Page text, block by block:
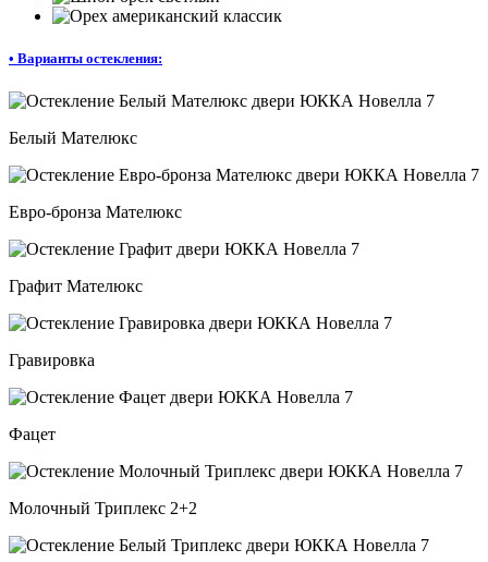
• Варианты остекления:
Белый Мателюкс
Евро-бронза Мателюкс
Графит Мателюкс
Гравировка
Фацет
Молочный Триплекс 2+2